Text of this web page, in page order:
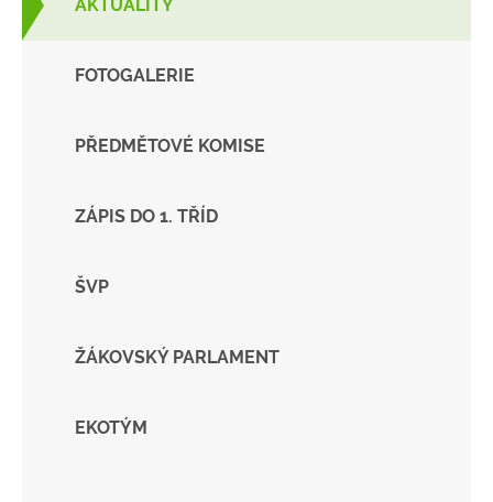
AKTUALITY
FOTOGALERIE
PŘEDMĚTOVÉ KOMISE
ZÁPIS DO 1. TŘÍD
ŠVP
ŽÁKOVSKÝ PARLAMENT
EKOTÝM